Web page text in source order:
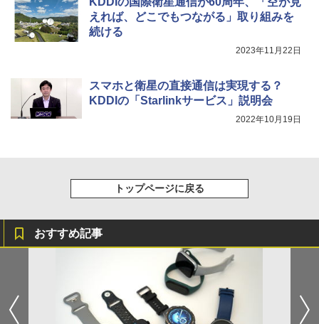
えれば、どこでもつながる」取り組みを
続ける
2023年11月22日
スマホと衛星の直接通信は実現する？
KDDIの「Starlinkサービス」説明会
2022年10月19日
トップページに戻る
おすすめ記事